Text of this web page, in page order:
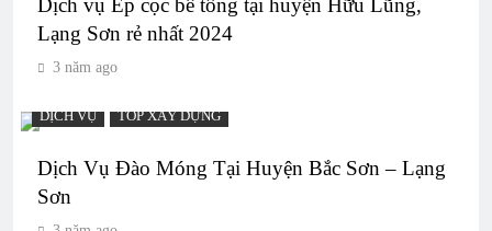
Dịch vụ Ép cọc bê tông tại huyện Hữu Lũng,
Lạng Sơn rẻ nhất 2024
3 năm ago
DỊCH VỤ TOP XÂY DỰNG
Dịch Vụ Đào Móng Tại Huyện Bắc Sơn – Lạng
Sơn